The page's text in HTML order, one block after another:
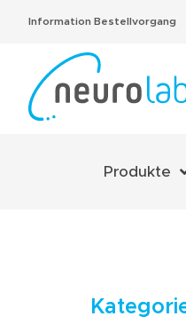
Information Bestellvorgang
Produkte